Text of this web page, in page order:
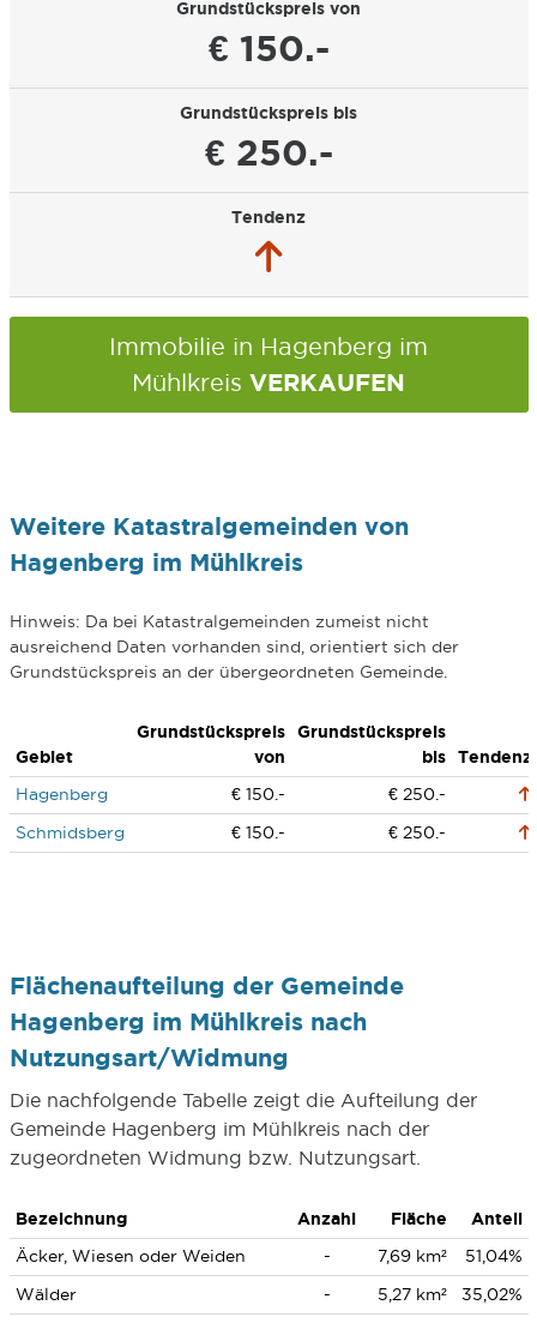
Grundstückspreis von
€ 150.-
Grundstückspreis bis
€ 250.-
Tendenz
Immobilie in Hagenberg im
Mühlkreis VERKAUFEN
Weitere Katastralgemeinden von
Hagenberg im Mühlkreis
Hinweis: Da bei Katastralgemeinden zumeist nicht
ausreichend Daten vorhanden sind, orientiert sich der
Grundstückspreis an der übergeordneten Gemeinde.
Gebiet
Grundstückspreis
von
Grundstückspreis
bis
Tendenz
Hagenberg
€ 150.-
€ 250.-
Schmidsberg
€ 150.- € 250.-
Flächenaufteilung der Gemeinde
Hagenberg im Mühlkreis nach
Nutzungsart/Widmung
Die nachfolgende Tabelle zeigt die Aufteilung der
Gemeinde Hagenberg im Mühlkreis nach der
zugeordneten Widmung bzw. Nutzungsart.
Bezeichnung Anzahl Fläche
Anteil
Äcker, Wiesen oder Weiden
- 7,69 km²
51,04%
Wälder
- 5,27 km² 35,02%